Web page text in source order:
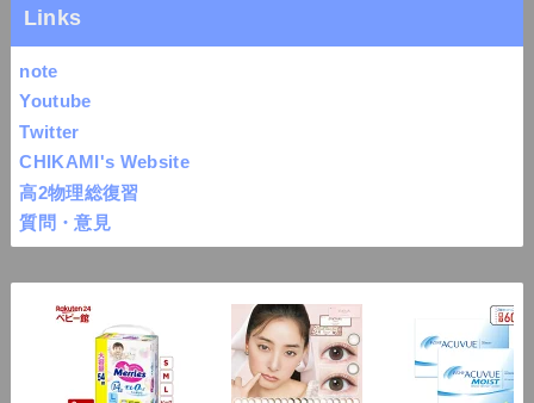
Links
note
Youtube
Twitter
CHIKAMI's Website
高2物理総復習
質問・意見